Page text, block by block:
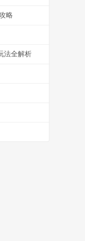
略
法全解析